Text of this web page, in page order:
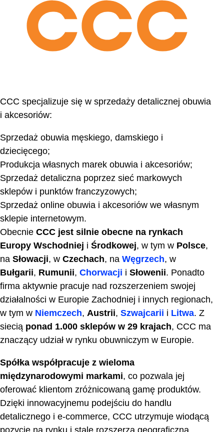
CCC specjalizuje się w sprzedaży detalicznej obuwia
i akcesoriów:
Sprzedaż obuwia męskiego, damskiego i
dziecięcego;
Produkcja własnych marek obuwia i akcesoriów;
Sprzedaż detaliczna poprzez sieć markowych
sklepów i punktów franczyzowych;
Sprzedaż online obuwia i akcesoriów we własnym
sklepie internetowym.
Obecnie CCC jest silnie obecne na rynkach
Europy Wschodniej i Środkowej, w tym w Polsce,
na Słowacji, w Czechach, na Węgrzech, w
Bułgarii, Rumunii, Chorwacji i Słowenii. Ponadto
firma aktywnie pracuje nad rozszerzeniem swojej
działalności w Europie Zachodniej i innych regionach,
w tym w Niemczech, Austrii, Szwajcarii i Litwa. Z
siecią ponad 1.000 sklepów w 29 krajach, CCC ma
znaczący udział w rynku obuwniczym w Europie.
Spółka współpracuje z wieloma
międzynarodowymi markami, co pozwala jej
oferować klientom zróżnicowaną gamę produktów.
Dzięki innowacyjnemu podejściu do handlu
detalicznego i e-commerce, CCC utrzymuje wiodącą